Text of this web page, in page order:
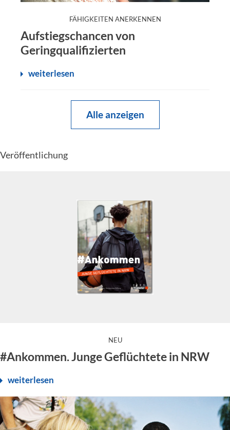
FÄHIGKEITEN ANERKENNEN:
Aufstiegschancen von
Geringqualifizierten
weiterlesen
Alle anzeigen
Veröffentlichung
NEU:
#Ankommen. Junge Geflüchtete in NRW
Das E-Book „#Ankommen. Junge Geflüchtete in NRW“ ist
weiterlesen